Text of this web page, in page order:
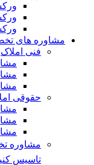
مشاوره های
فنی املاک
حقوقی
مشاوره
تاسیس